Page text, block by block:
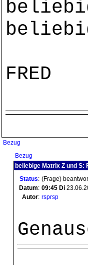
FRED
Bezug
Bezug
beliebige Matrix Z und S:
Status: (Frage)
Datum: 09:45 Di
Autor: rsprsp